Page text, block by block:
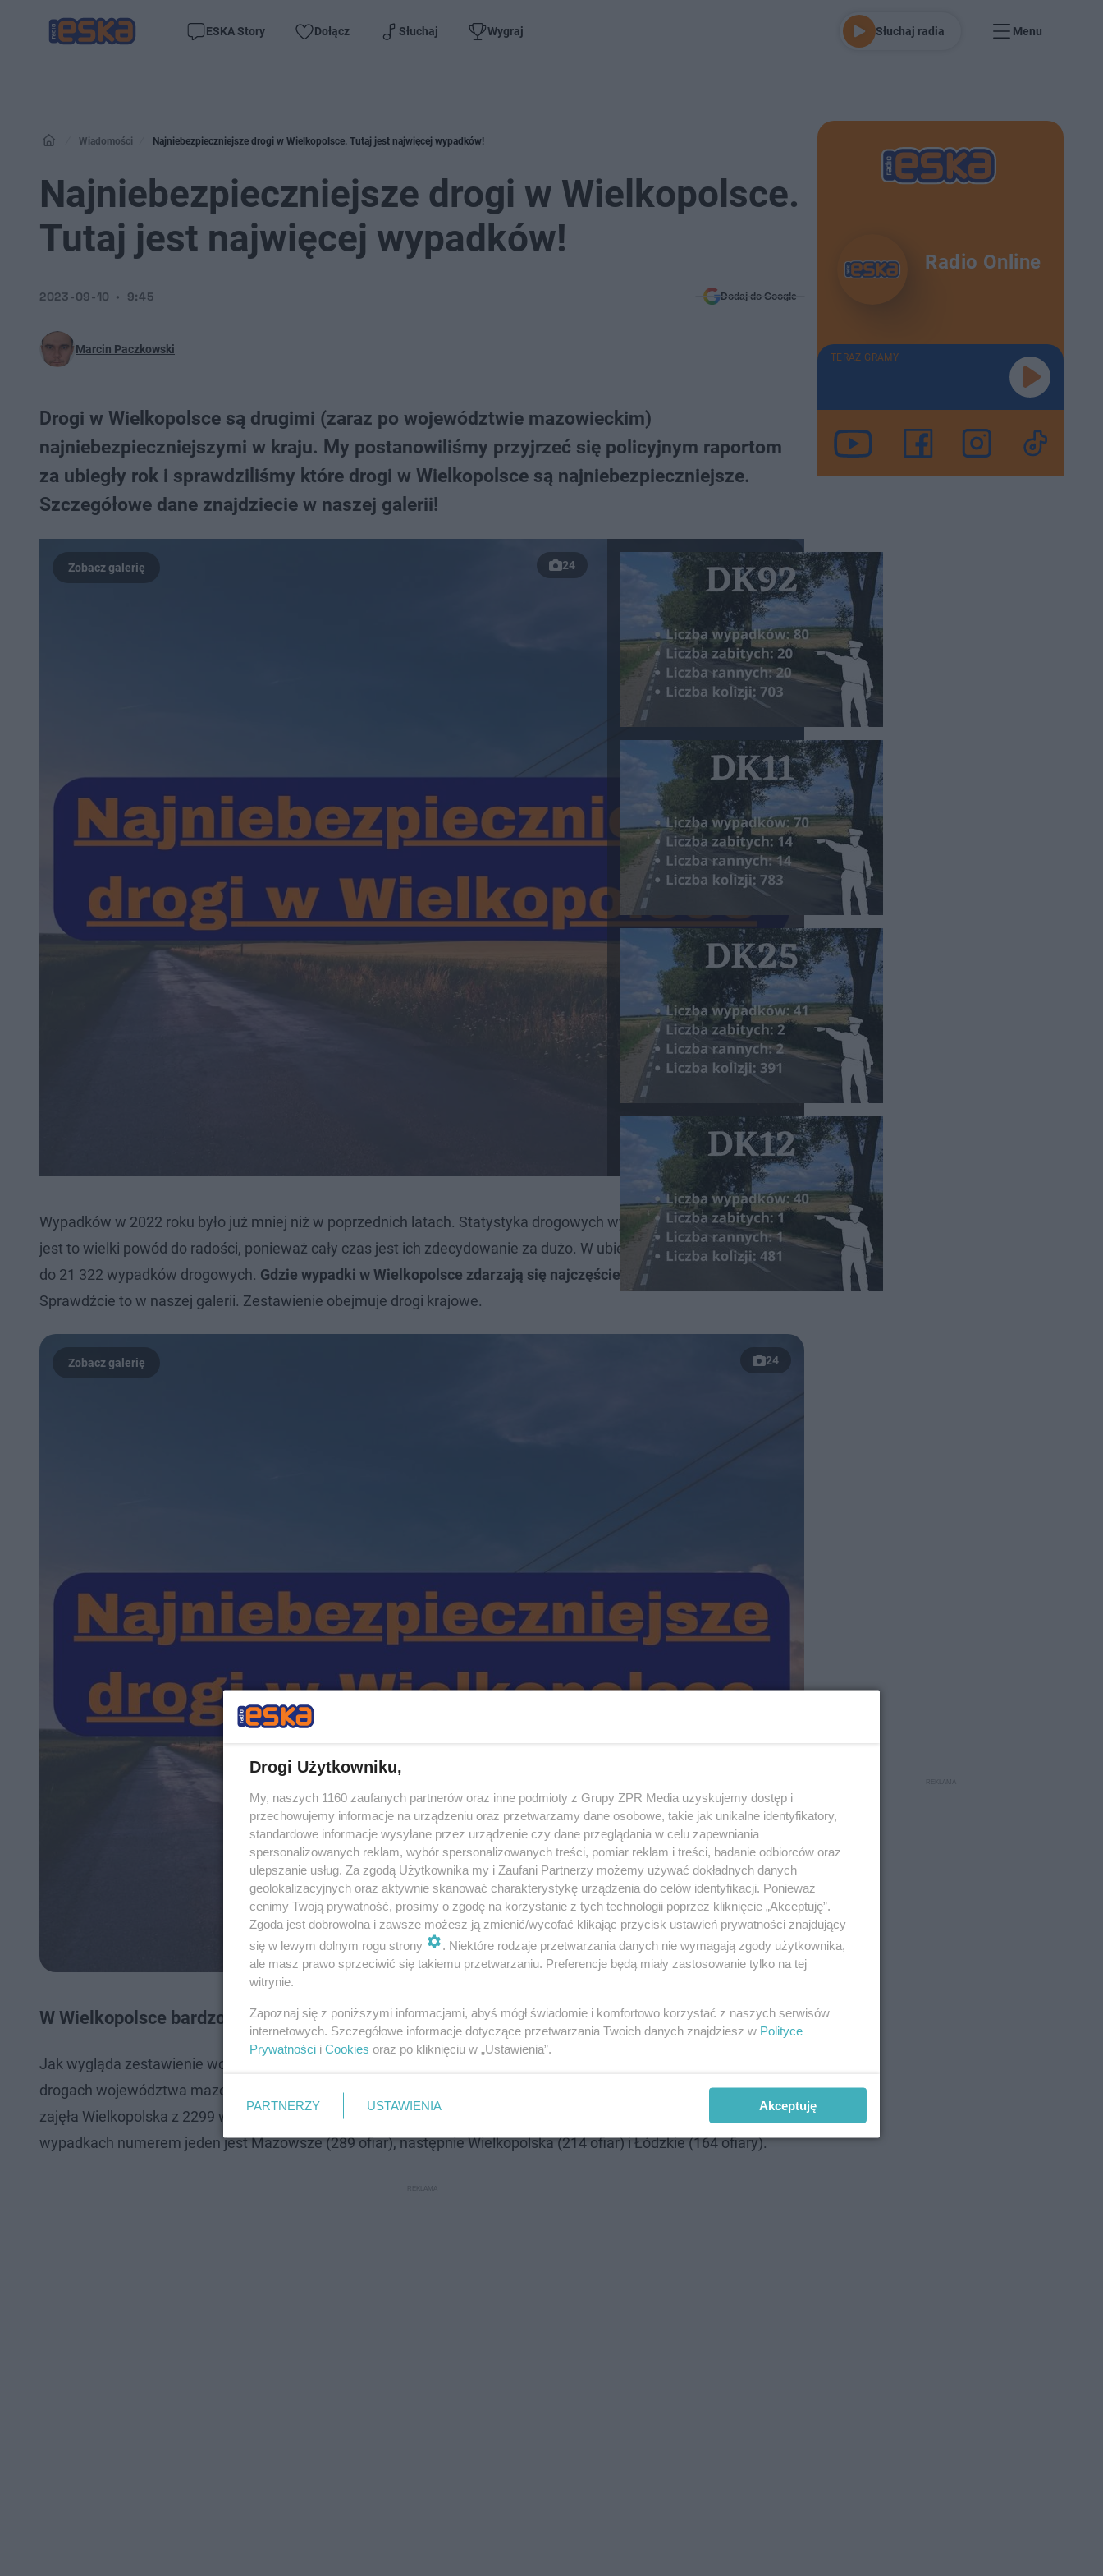
ESKA Story Dołącz Słuchaj Wygraj Słuchaj radia Menu
Wiadomości Najniebezpieczniejsze drogi w Wielkopolsce. Tutaj jest najwięcej wypadków!
Najniebezpieczniejsze drogi w Wielkopolsce.
Tutaj jest najwięcej wypadków!
Marcin Paczkowski
2023-09-10 9:45 Dodaj do Google
Drogi w Wielkopolsce są drugimi (zaraz po województwie mazowieckim)
najniebezpieczniejszymi w kraju. My postanowiliśmy przyjrzeć się policyjnym raportom
za ubiegły rok i sprawdziliśmy które drogi w Wielkopolsce są najniebezpieczniejsze.
Szczegółowe dane znajdziecie w naszej galerii!
24
Wypadków w 2022 roku było już mniej niż w poprzednich latach. Statystyka drogowych wypadkach spada, jednak nie
jest to wielki powód do radości, ponieważ cały czas jest ich zdecydowanie za dużo. W ubiegłym roku w Polsce doszło
do 21 322 wypadków drogowych. Gdzie wypadki w Wielkopolsce zdarzają się najczęściej?
Statystki mówią wiele!
Sprawdźcie to w naszej galerii. Zestawienie obejmuje drogi krajowe.
24
W Wielkopolsce bardzo niebezpiecznie?
Jak wygląda zestawienie województw pod względem bezwzględnej liczby wypadków? Najwięcej wypadków jest na
drogach województwa mazowieckie z aglomeracją warszawską, gdzie odnotowano 2896 wypadków. Drugie miejsce
zajęła Wielkopolska z 2299 wypadkami, a trzecie Małopolska z 2226 wypadkami. Pod względem liczby ofiar w
wypadkach numerem jeden jest Mazowsze (289 ofiar), następnie Wielkopolska (214 ofiar) i Łódzkie (164 ofiary).
Radio Online
TERAZ GRAMY
Drogi Użytkowniku,
My, naszych 1160 zaufanych partnerów oraz inne podmioty z Grupy ZPR Media uzyskujemy dostęp i
przechowujemy informacje na urządzeniu oraz przetwarzamy dane osobowe, takie jak unikalne identyfikatory,
standardowe informacje wysyłane przez urządzenie czy dane przeglądania w celu zapewniania
spersonalizowanych reklam, wybór spersonalizowanych treści, pomiar reklam i treści, badanie odbiorców oraz
ulepszanie usług. Za zgodą Użytkownika my i Zaufani Partnerzy możemy używać dokładnych danych
geolokalizacyjnych oraz aktywnie skanować charakterystykę urządzenia do celów identyfikacji. Ponieważ
cenimy Twoją prywatność, prosimy o zgodę na korzystanie z tych technologii poprzez kliknięcie „Akceptuję”.
Zgoda jest dobrowolna i zawsze możesz ją zmienić/wycofać klikając przycisk ustawień prywatności znajdujący
się w lewym dolnym rogu strony
. Niektóre rodzaje przetwarzania danych nie wymagają zgody użytkownika,
ale masz prawo sprzeciwić się takiemu przetwarzaniu. Preferencje będą miały zastosowanie tylko na tej
witrynie.
Zapoznaj się z poniższymi informacjami, abyś mógł świadomie i komfortowo korzystać z naszych serwisów
internetowych. Szczegółowe informacje dotyczące przetwarzania Twoich danych znajdziesz w Polityce
Prywatności i Cookies oraz po kliknięciu w „Ustawienia”.
PARTNERZY USTAWIENIA Akceptuję